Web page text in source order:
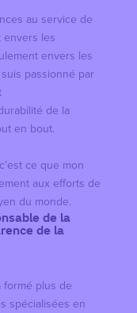
au service de
envers les
envers les
passionné par
de la
en bout.
ce que mon
aux efforts de
du monde.
de la
de la
plus de
spécialisées en